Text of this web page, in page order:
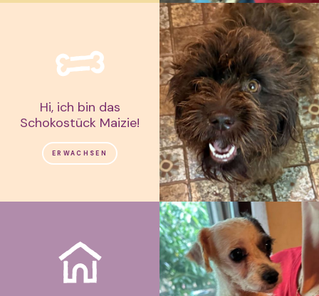
Hi, ich bin das
Schokostück Maizie!
ERWACHSEN